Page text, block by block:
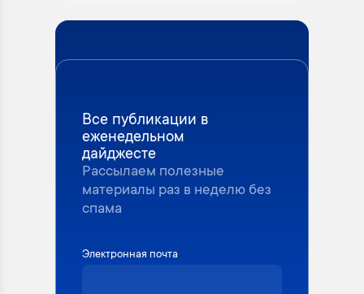
Все публикации в
еженедельном
дайджесте
Рассылаем полезные
материалы раз в неделю без
спама
Электронная почта